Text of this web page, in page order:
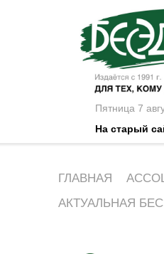
Пятница 7
На старый
ГЛАВНАЯ
АКТУАЛЬНАЯ